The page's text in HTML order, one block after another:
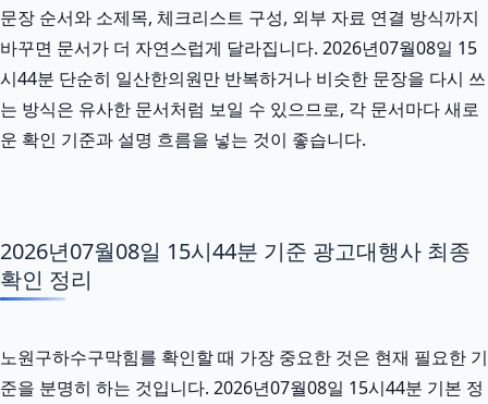
문장 순서와 소제목, 체크리스트 구성, 외부 자료 연결 방식까지
바꾸면 문서가 더 자연스럽게 달라집니다. 2026년07월08일 15
시44분 단순히 일산한의원만 반복하거나 비슷한 문장을 다시 쓰
는 방식은 유사한 문서처럼 보일 수 있으므로, 각 문서마다 새로
운 확인 기준과 설명 흐름을 넣는 것이 좋습니다.
2026년07월08일 15시44분 기준 광고대행사 최종
확인 정리
노원구하수구막힘를 확인할 때 가장 중요한 것은 현재 필요한 기
준을 분명히 하는 것입니다. 2026년07월08일 15시44분 기본 정